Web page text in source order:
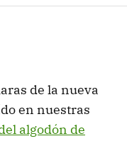
de la nueva
en nuestras
algodón de